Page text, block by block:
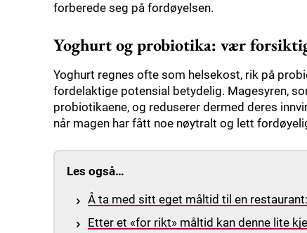
forberede seg på fordøyelsen.
Yoghurt og probiotika: vær
Yoghurt regnes ofte som helsekost, rik på
fordelaktige potensial betydelig. Magesyren,
probiotikaene, og reduserer dermed deres
når magen har fått noe nøytralt og lett
Les også…
Å ta med sitt eget måltid til en
Etter et «for rikt» måltid kan denne lite